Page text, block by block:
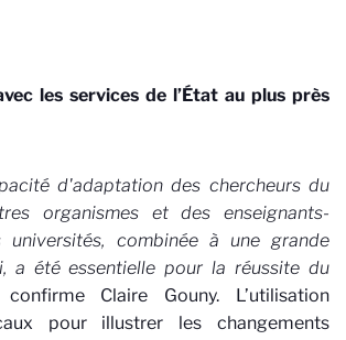
les services de l’État au plus près
d'adaptation des chercheurs du
organismes et des enseignants-
universités, combinée à une grande
a été essentielle pour la réussite du
Claire Gouny. L’utilisation
pour illustrer les changements